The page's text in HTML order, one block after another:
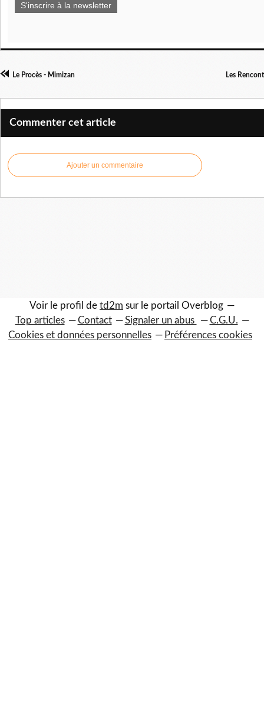
S'inscrire à la newsletter
Le Procès - Mimizan Les
Commenter cet article
Ajouter un commentaire
Voir le profil de td2m sur le portail Overblog
Top articles
Contact Signaler un abus
C.G.U.
Cookies et données personnelles
Préférences cookies